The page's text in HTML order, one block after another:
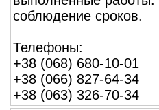
соблюдение сроков.
Телефоны:
+38 (068) 680-10-01
+38 (066) 827-64-34
+38 (063) 326-70-34